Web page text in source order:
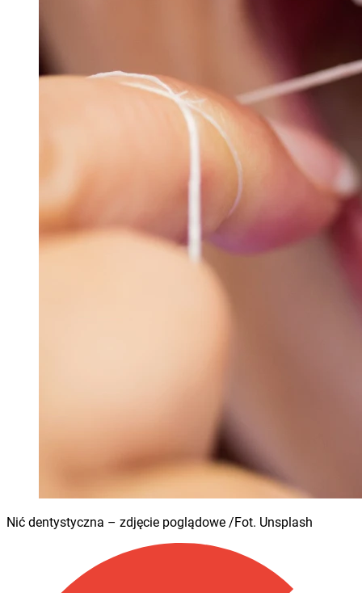
Nić dentystyczna – zdjęcie poglądowe /Fot. Unsplash